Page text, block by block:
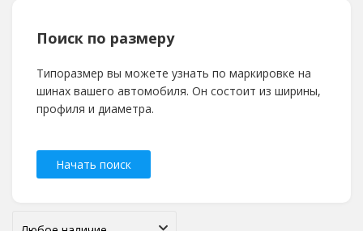
Поиск по размеру
Типоразмер вы можете узнать по маркировке на
шинах вашего автомобиля. Он состоит из ширины,
профиля и диаметра.
Начать поиск